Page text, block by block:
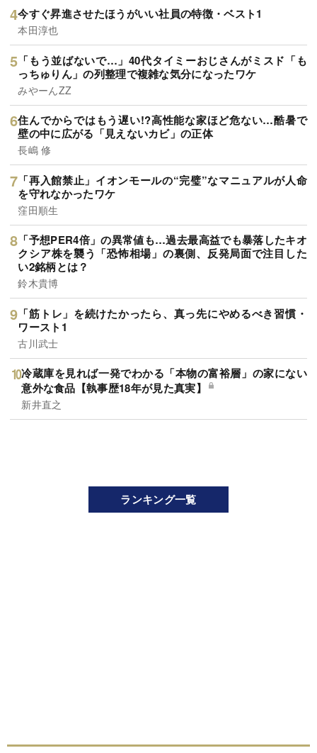
今すぐ昇進させたほうがいい社員の特徴・ベスト1
本田淳也
「もう並ばないで…」40代タイミーおじさんがミスド「も
っちゅりん」の列整理で複雑な気分になったワケ
みやーんZZ
住んでからではもう遅い!?高性能な家ほど危ない…酷暑で
壁の中に広がる「見えないカビ」の正体
長嶋 修
「再入館禁止」イオンモールの“完璧”なマニュアルが人命
を守れなかったワケ
窪田順生
「予想PER4倍」の異常値も…過去最高益でも暴落したキオ
クシア株を襲う「恐怖相場」の裏側、反発局面で注目した
い2銘柄とは？
鈴木貴博
「筋トレ」を続けたかったら、真っ先にやめるべき習慣・
ワースト1
古川武士
冷蔵庫を見れば一発でわかる「本物の富裕層」の家にない
意外な食品【執事歴18年が見た真実】
新井直之
ランキング一覧